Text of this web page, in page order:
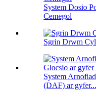
System Dosio
Cemegol
Sgrin Drwm
System
(DAF) ar gyfer...